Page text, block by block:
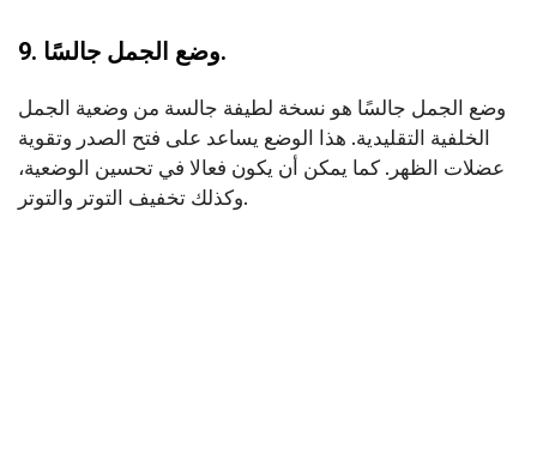
9. وضع الجمل جالسًا.
وضع الجمل جالسًا هو نسخة لطيفة جالسة من وضعية الجمل
الخلفية التقليدية. هذا الوضع يساعد على فتح الصدر وتقوية
عضلات الظهر. كما يمكن أن يكون فعالا في تحسين الوضعية،
وكذلك تخفيف التوتر والتوتر.